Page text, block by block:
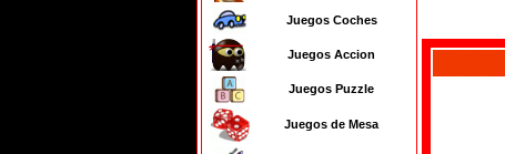
Juegos Coches
Juegos Accion
Juegos Puzzle
Juegos de Mesa